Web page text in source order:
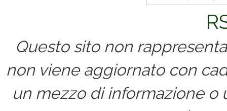
Questo sito non
non viene aggiornato con
un mezzo di informazione